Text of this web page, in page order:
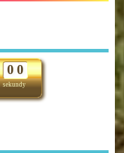
sekundy
0 0